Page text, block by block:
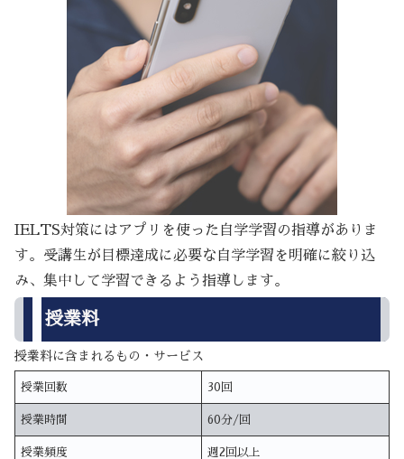
IELTS対策にはアプリを使った自学学習の指導がありま
す。受講生が目標達成に必要な自学学習を明確に絞り込
み、集中して学習できるよう指導します。
授業料
授業料に含まれるもの・サービス
授業回数 30回
授業時間 60分/回
授業頻度 週2回以上